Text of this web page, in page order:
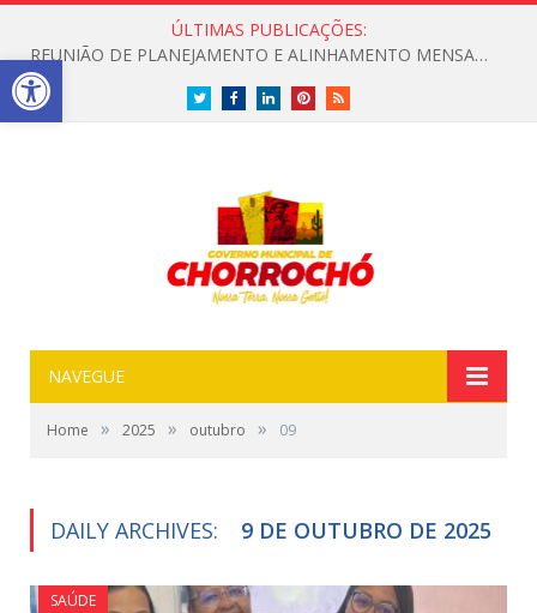
ÚLTIMAS PUBLICAÇÕES:
REUNIÃO DE PLANEJAMENTO E ALINHAMENTO MENSAL COM O SCFV NO DISTRITO DE BARRA DO TARRACHIL
TwitterFacebookLinkedInPinterestRSS
NAVEGUE
Home » 2025 » outubro » 09
DAILY ARCHIVES: 9 DE OUTUBRO DE 2025
SAÚDE
Open toolbar